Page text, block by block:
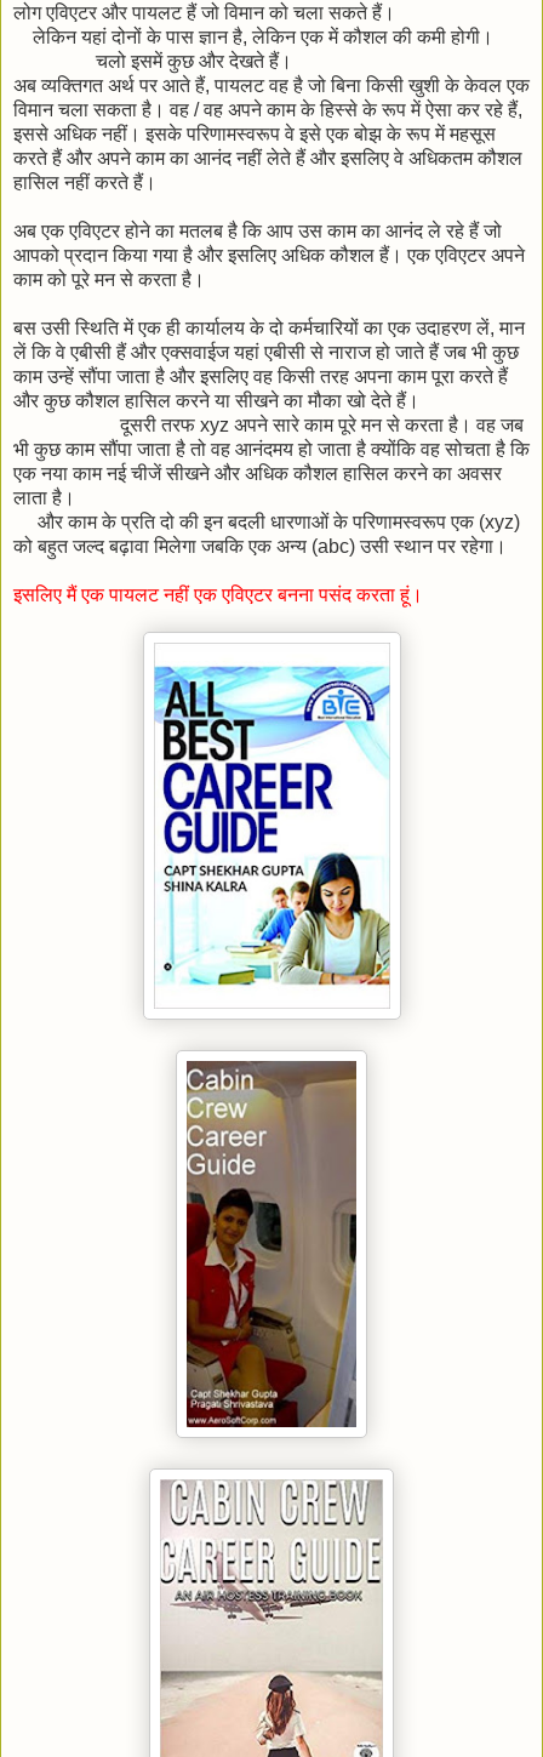
लोग एविएटर और पायलट हैं जो विमान को चला सकते हैं।
लेकिन यहां दोनों के पास ज्ञान है, लेकिन एक में कौशल की कमी होगी।
चलो इसमें कुछ और देखते हैं।
अब व्यक्तिगत अर्थ पर आते हैं, पायलट वह है जो बिना किसी खुशी के केवल एक
विमान चला सकता है। वह / वह अपने काम के हिस्से के रूप में ऐसा कर रहे हैं,
इससे अधिक नहीं। इसके परिणामस्वरूप वे इसे एक बोझ के रूप में महसूस
करते हैं और अपने काम का आनंद नहीं लेते हैं और इसलिए वे अधिकतम कौशल
हासिल नहीं करते हैं।
अब एक एविएटर होने का मतलब है कि आप उस काम का आनंद ले रहे हैं जो
आपको प्रदान किया गया है और इसलिए अधिक कौशल हैं। एक एविएटर अपने
काम को पूरे मन से करता है।
बस उसी स्थिति में एक ही कार्यालय के दो कर्मचारियों का एक उदाहरण लें, मान
लें कि वे एबीसी हैं और एक्सवाईज यहां एबीसी से नाराज हो जाते हैं जब भी कुछ
काम उन्हें सौंपा जाता है और इसलिए वह किसी तरह अपना काम पूरा करते हैं
और कुछ कौशल हासिल करने या सीखने का मौका खो देते हैं।
दूसरी तरफ xyz अपने सारे काम पूरे मन से करता है। वह जब
भी कुछ काम सौंपा जाता है तो वह आनंदमय हो जाता है क्योंकि वह सोचता है कि
एक नया काम नई चीजें सीखने और अधिक कौशल हासिल करने का अवसर
लाता है।
और काम के प्रति दो की इन बदली धारणाओं के परिणामस्वरूप एक (xyz)
को बहुत जल्द बढ़ावा मिलेगा जबकि एक अन्य (abc) उसी स्थान पर रहेगा।
इसलिए मैं एक पायलट नहीं एक एविएटर बनना पसंद करता हूं।